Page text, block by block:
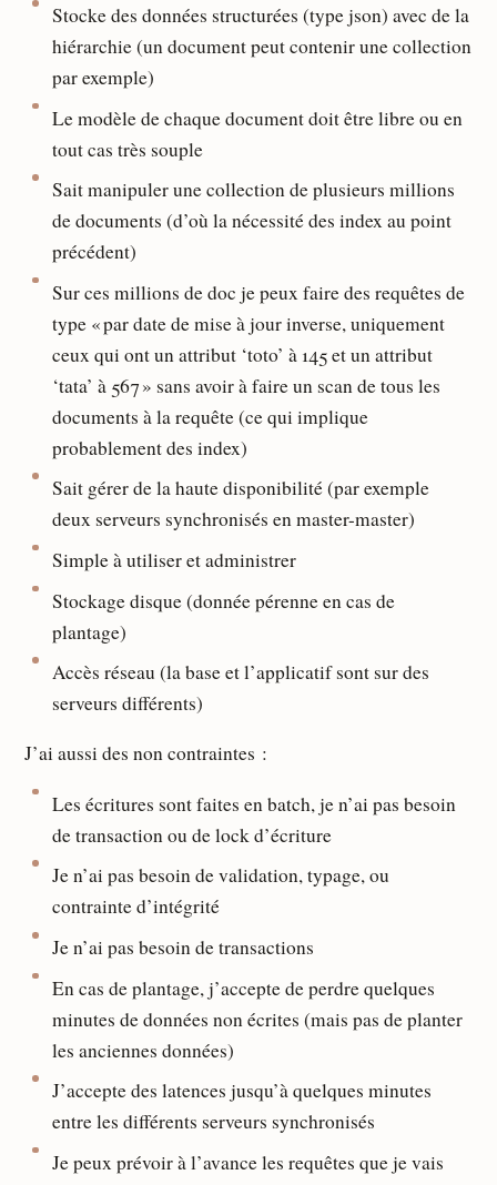
Stocke des données structurées (type json) avec de la
hiérarchie (un document peut contenir une collection
par exemple)
Le modèle de chaque document doit être libre ou en
tout cas très souple
Sait manipuler une collection de plusieurs millions
de documents (d’où la nécessité des index au point
précédent)
Sur ces millions de doc je peux faire des requêtes de
type « par date de mise à jour inverse, uniquement
ceux qui ont un attribut ‘toto’ à 145 et un attribut
‘tata’ à 567 » sans avoir à faire un scan de tous les
documents à la requête (ce qui implique
probablement des index)
Sait gérer de la haute disponibilité (par exemple
deux serveurs synchronisés en master-master)
Simple à utiliser et administrer
Stockage disque (donnée pérenne en cas de
plantage)
Accès réseau (la base et l’applicatif sont sur des
serveurs différents)
J’ai aussi des non contraintes :
Les écritures sont faites en batch, je n’ai pas besoin
de transaction ou de lock d’écriture
Je n’ai pas besoin de validation, typage, ou
contrainte d’intégrité
Je n’ai pas besoin de transactions
En cas de plantage, j’accepte de perdre quelques
minutes de données non écrites (mais pas de planter
les anciennes données)
J’accepte des latences jusqu’à quelques minutes
entre les différents serveurs synchronisés
Je peux prévoir à l’avance les requêtes que je vais